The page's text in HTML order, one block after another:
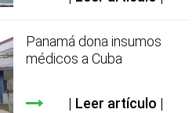
Panamá dona insumos
médicos a Cuba
Leer artículo